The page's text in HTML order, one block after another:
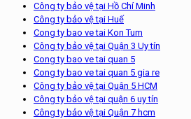
Công ty bảo vệ tại Hồ Chí Minh
Công ty bảo vệ tại Huế
Cong ty bao ve tai Kon Tum
Công ty bảo vệ tại Quận 3 Uy tín
Cong ty bao ve tai quan 5
Cong ty bao ve tai quan 5 gia re
Công ty bảo vệ tại Quận 5 HCM
Công ty bảo vệ tại quận 6 uy tín
Công ty bảo vệ tại Quận 7 hcm